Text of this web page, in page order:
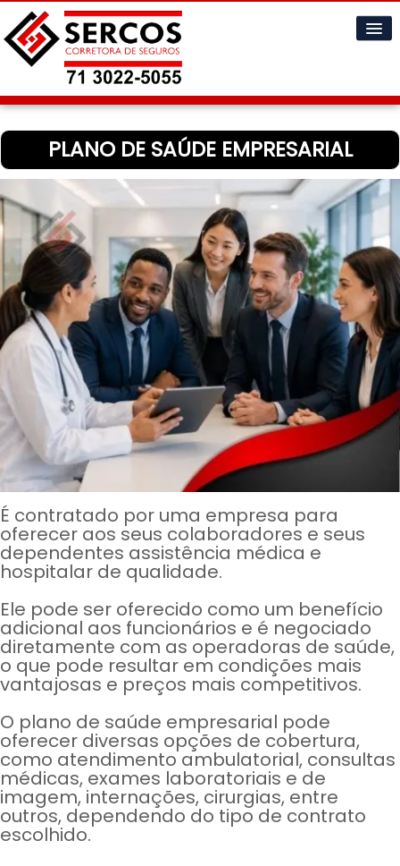
Home
Cotações
Informações▼
A Empresa
Contatos ▼
PLANO DE SAÚDE EMPRESARIAL
É contratado por uma empresa para
oferecer aos seus colaboradores e seus
dependentes assistência médica e
hospitalar de qualidade.
Ele pode ser oferecido como um benefício
adicional aos funcionários e é negociado
diretamente com as operadoras de saúde,
o que pode resultar em condições mais
vantajosas e preços mais competitivos.
O plano de saúde empresarial pode
oferecer diversas opções de cobertura,
como atendimento ambulatorial, consultas
médicas, exames laboratoriais e de
imagem, internações, cirurgias, entre
outros, dependendo do tipo de contrato
escolhido.